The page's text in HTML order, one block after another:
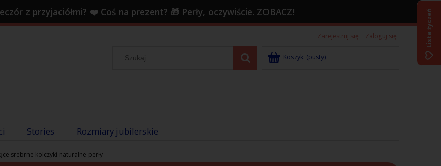
z przyjaciółmi? ❤️ Coś na prezent? 🎁 Perły, oczywiście. ZOBACZ!
Zarejestruj się Zaloguj się
Koszyk: (pusty)
Stories Rozmiary jubilerskie
srebrne kolczyki naturalne perły
Lista życzeń